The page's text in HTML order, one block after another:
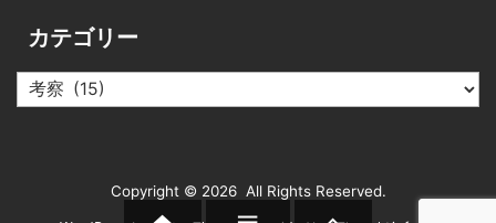
カテゴリー
カ
テ
Copyright © 2026 All Rights Reserved.